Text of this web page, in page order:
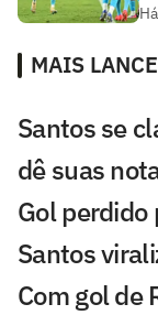
MAIS
Santos se
dê suas
Gol perdido
Santos
Com gol de